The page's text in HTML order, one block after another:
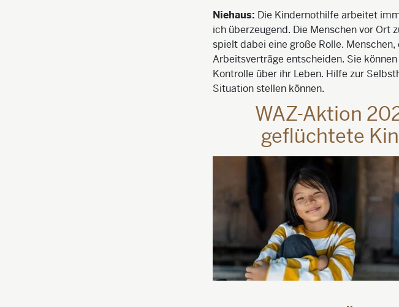
Niehaus: Die Kindernothilfe arbeitet
ich überzeugend. Die Menschen vor Ort
spielt dabei eine große Rolle.
Arbeitsverträge entscheiden. Sie
Kontrolle über ihr Leben. Hilfe zur
Situation stellen können.
WAZ-Aktion
geflüchtete